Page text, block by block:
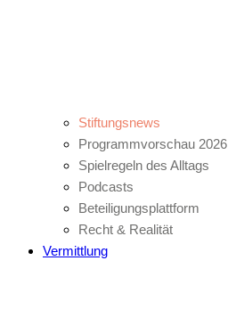
Stiftungsnews
Programmvorschau 2026
Spielregeln des Alltags
Podcasts
Beteiligungsplattform
Recht & Realität
Vermittlung